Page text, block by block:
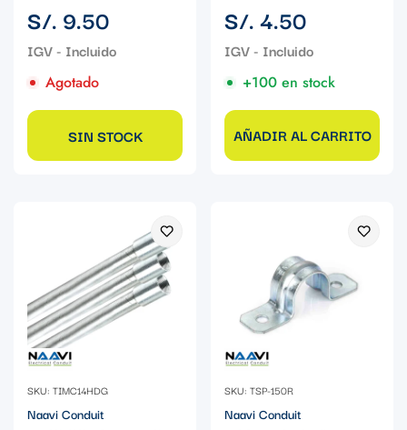
Precio
regular
S/. 9.50
Agotado
SIN STOCK
Precio
regular
S/. 4.50
+100 en stock
AÑADIR AL CARRITO
SKU: TIMC14HDG
Naavi Conduit
SKU: TSP-150R
Naavi Conduit